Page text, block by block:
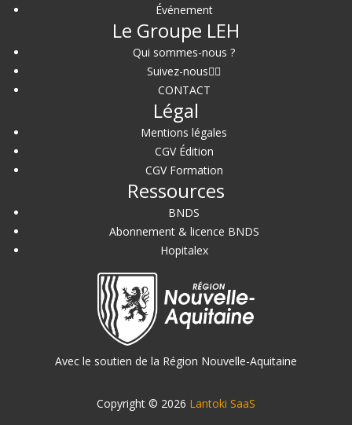
Événement
Le Groupe LEH
Qui sommes-nous ?
Suivez-nous
CONTACT
Légal
Mentions légales
CGV Édition
CGV Formation
Ressources
BNDS
Abonnement & licence BNDS
Hopitalex
Avec le soutien de la Région Nouvelle-Aquitaine
Copyright © 2026 Lantoki SaaS